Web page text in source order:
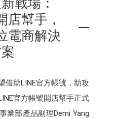
戰場：
店幫手，
電商解決
借助LINE官方帳號，助攻
官⽅帳號開店幫⼿正式
業部產品副理Demi Yang